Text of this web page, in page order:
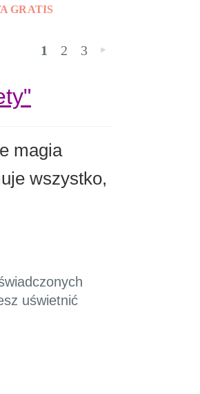
GRATIS
1 2 3 »
magia
wszystko,
uświetnić